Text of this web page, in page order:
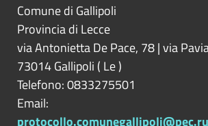
Comune di Gallipoli
Provincia di Lecce
via Antonietta De Pace, 78 | via
73014Gallipoli ( Le)
Telefono: 0833275501
Email: